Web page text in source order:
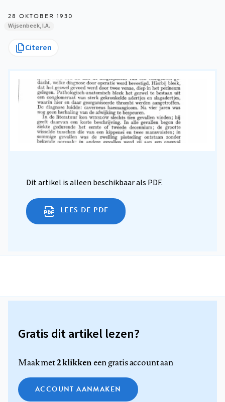
28 OKTOBER 1930
Wijsenbeek, I.A.
Citeren
Dit artikel is alleen beschikbaar als PDF.
LEES DE PDF
Gratis dit artikel lezen?
Maak met2 klikkeneen gratis account aan
ACCOUNT AANMAKEN